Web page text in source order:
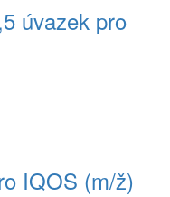
úvazek pro
IQOS (m/ž)